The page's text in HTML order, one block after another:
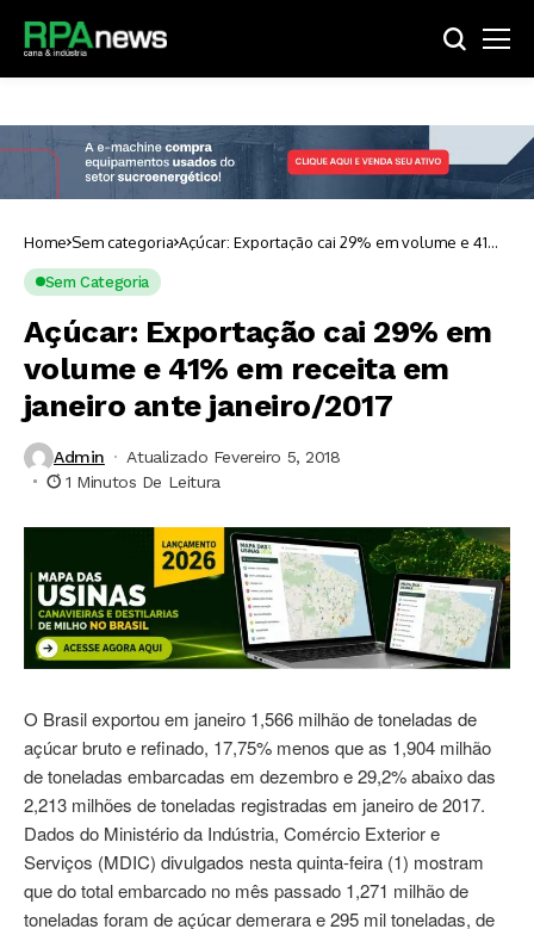
Home Sem categoria Açúcar: Exportação cai 29% em volume e 41%
em receita em janeiro ante janeiro/2017
Sem Categoria
Açúcar: Exportação cai 29% em
volume e 41% em receita em
janeiro ante janeiro/2017
Admin
Atualizado Fevereiro 5, 2018
1 Minutos De Leitura
O Brasil exportou em janeiro 1,566 milhão de toneladas de
açúcar bruto e refinado, 17,75% menos que as 1,904 milhão
de toneladas embarcadas em dezembro e 29,2% abaixo das
2,213 milhões de toneladas registradas em janeiro de 2017.
Dados do Ministério da Indústria, Comércio Exterior e
Serviços (MDIC) divulgados nesta quinta-feira (1) mostram
que do total embarcado no mês passado 1,271 milhão de
toneladas foram de açúcar demerara e 295 mil toneladas, de